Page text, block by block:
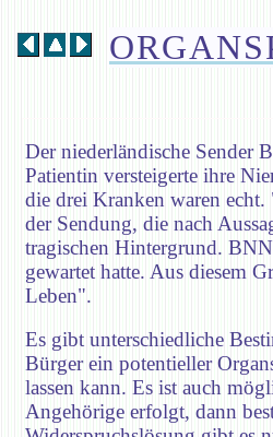
Der niederländische Sender
Patientin versteigerte ihre
die drei Kranken waren
der Sendung, die nach
tragischen Hintergrund.
gewartet hatte. Aus diesem
Leben".
Es gibt unterschiedliche
Bürger ein potentieller
lassen kann. Es ist auch
Angehörige erfolgt, dann